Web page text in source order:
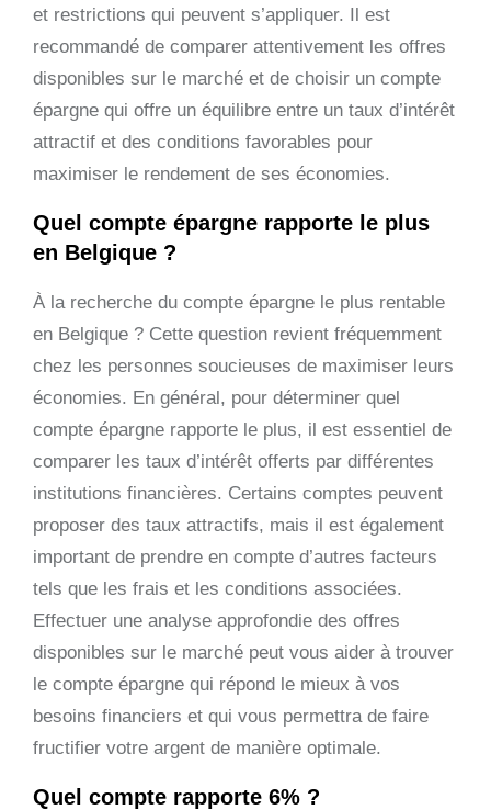
et restrictions qui peuvent s’appliquer. Il est
recommandé de comparer attentivement les offres
disponibles sur le marché et de choisir un compte
épargne qui offre un équilibre entre un taux d’intérêt
attractif et des conditions favorables pour
maximiser le rendement de ses économies.
Quel compte épargne rapporte le plus
en Belgique ?
À la recherche du compte épargne le plus rentable
en Belgique ? Cette question revient fréquemment
chez les personnes soucieuses de maximiser leurs
économies. En général, pour déterminer quel
compte épargne rapporte le plus, il est essentiel de
comparer les taux d’intérêt offerts par différentes
institutions financières. Certains comptes peuvent
proposer des taux attractifs, mais il est également
important de prendre en compte d’autres facteurs
tels que les frais et les conditions associées.
Effectuer une analyse approfondie des offres
disponibles sur le marché peut vous aider à trouver
le compte épargne qui répond le mieux à vos
besoins financiers et qui vous permettra de faire
fructifier votre argent de manière optimale.
Quel compte rapporte 6% ?